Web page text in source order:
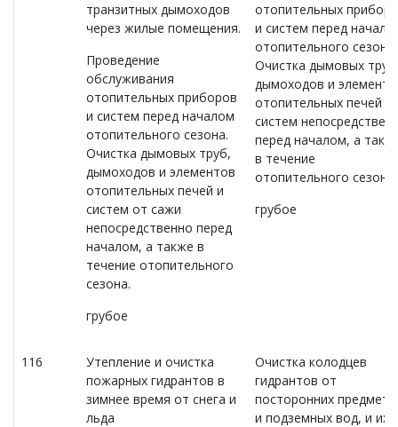
транзитных дымоходов
через жилые помещения.
Проведение
обслуживания
отопительных приборов
и систем перед началом
отопительного сезона.
Очистка дымовых труб,
дымоходов и элементов
отопительных печей и
систем от сажи
непосредственно перед
началом, а также в
течение отопительного
сезона.
грубое
отопительных
и систем перед
отопительного сезона.
Очистка дымовых
дымоходов и
отопительных печей и
систем
перед началом, а
в течение
отопительного сезона.
грубое
116
Утепление и очистка
пожарных гидрантов в
зимнее время от снега и
льда
Очистка колодцев
гидрантов от
посторонних
и подземных вод, и их